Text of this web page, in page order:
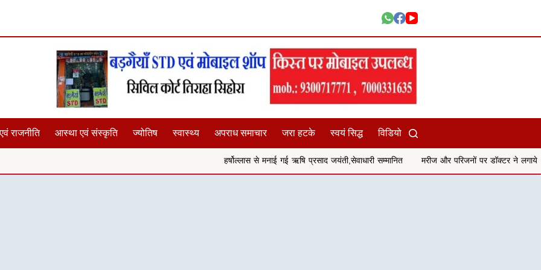
राजनीति आस्था एवं संस्कृति ज्योतिष स्वास्थ्य अपराध समाचार जरा हटके स्वयं सिद्ध विडियो
हर्षोल्लास से मनाई गई ऋषि प्रसाद जयंती,सेवाधारी सम्मानित मरीज और परिजनों पर डॉक्टर ने लगाये गालीगलौच और